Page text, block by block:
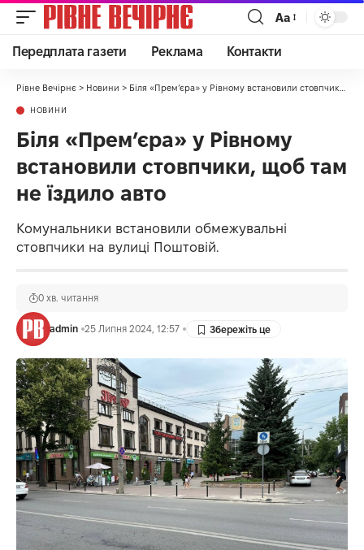
Аа
Передплата газети Реклама Контакти
Рівне Вечірнє > Новини > Біля «Прем’єра» у Рівному встановили стовпчики, щоб там не їздило авто
НОВИНИ
Біля «Прем’єра» у Рівному
встановили стовпчики, щоб там
не їздило авто
Комунальники встановили обмежувальні
стовпчики на вулиці Поштовій.
admin 25 Липня 2024, 12:57
0 хв. читання